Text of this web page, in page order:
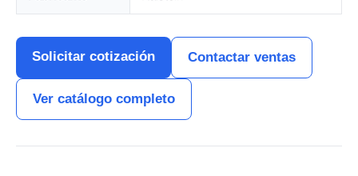
Solicitar cotización Contactar ventas
Ver catálogo completo